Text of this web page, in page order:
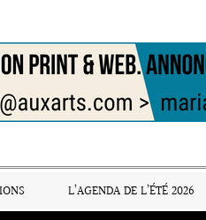
L’AGENDA DE L’ÉTÉ 2026